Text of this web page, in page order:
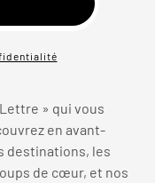
» qui vous
en avant-
destinations, les
de cœur, et nos